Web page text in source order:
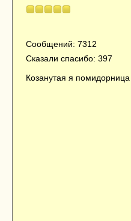
Сообщений: 7312
Сказали спасибо: 397
Козанутая я помидорница